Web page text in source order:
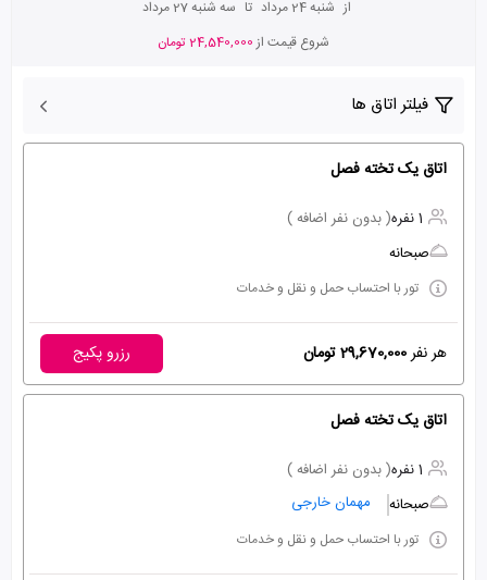
از شنبه 24 مرداد تا سه شنبه 27 مرداد
شروع قیمت از24,540,000 تومان
فیلتر اتاق ها
اتاق یک تخته فصل
1 نفره
( بدون نفر اضافه )
صبحانه
تور با احتساب حمل و نقل و خدمات
هر نفر29,670,000 تومان رزرو پکیج
اتاق یک تخته فصل
1 نفره
( بدون نفر اضافه )
صبحانه
مهمان خارجی
تور با احتساب حمل و نقل و خدمات